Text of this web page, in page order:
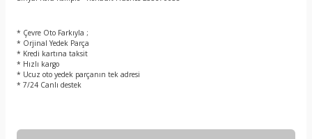
* Çevre Oto Farkıyla ;
* Orjinal Yedek Parça
* Kredi kartına taksit
* Hızlı kargo
* Ucuz oto yedek parçanın tek adresi
* 7/24 Canlı destek